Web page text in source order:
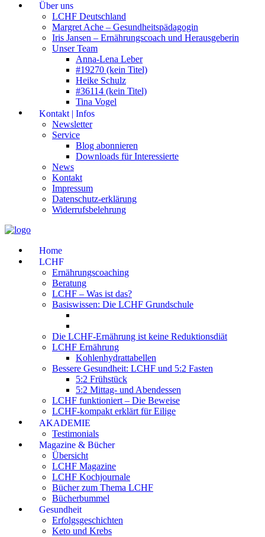
Über uns
LCHF Deutschland
Margret Ache – Gesundheitspädagogin
Iris Jansen – Ernährungscoach und Herausgeberin
Unser Team
Anna-Lena Leber
#19270 (kein Titel)
Heike Schulz
#36114 (kein Titel)
Tina Vogel
Kontakt | Infos
Newsletter
Service
Blog abonnieren
Downloads für Interessierte
News
Kontakt
Impressum
Datenschutz-erklärung
Widerrufsbelehrung
Home
LCHF
Ernährungscoaching
Beratung
LCHF – Was ist das?
Basiswissen: Die LCHF Grundschule
Die LCHF-Ernährung ist keine Reduktionsdiät
LCHF Ernährung
Kohlenhydrattabellen
Bessere Gesundheit: LCHF und 5:2 Fasten
5:2 Frühstück
5:2 Mittag- und Abendessen
LCHF funktioniert – Die Beweise
LCHF-kompakt erklärt für Eilige
AKADEMIE
Testimonials
Magazine & Bücher
Übersicht
LCHF Magazine
LCHF Kochjournale
Bücher zum Thema LCHF
Bücherbummel
Gesundheit
Erfolgsgeschichten
Keto und Krebs